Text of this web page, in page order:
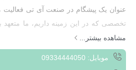
عنوان یک پیشگام در صنعت آی تی فعالیت
تخصصی که در این زمینه داریم، ما متعهد
تجهیزات شبکه به مشتریان خود
هوشمند و کارآمد به مشتریان است که به
بهره‌وری بیشتری در محیط‌های شبکه‌ای
مشاهده بیشتر...
موبایل: 09334444050